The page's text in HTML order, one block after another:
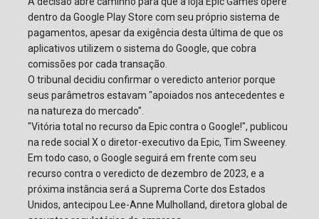
dentro da Google Play Store com seu próprio sistema de
pagamentos, apesar da exigência desta última de que os
aplicativos utilizem o sistema do Google, que cobra
comissões por cada transação.
O tribunal decidiu confirmar o veredicto anterior porque
seus parâmetros estavam "apoiados nos antecedentes e
na natureza do mercado".
"Vitória total no recurso da Epic contra o Google!", publicou
na rede social X o diretor-executivo da Epic, Tim Sweeney.
Em todo caso, o Google seguirá em frente com seu
recurso contra o veredicto de dezembro de 2023, e a
próxima instância será a Suprema Corte dos Estados
Unidos, antecipou Lee-Anne Mulholland, diretora global de